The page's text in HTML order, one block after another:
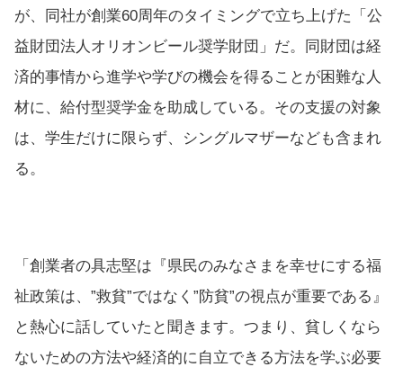
が、同社が創業60周年のタイミングで立ち上げた「公
益財団法人オリオンビール奨学財団」だ。同財団は経
済的事情から進学や学びの機会を得ることが困難な人
材に、給付型奨学金を助成している。その支援の対象
は、学生だけに限らず、シングルマザーなども含まれ
る。
「創業者の具志堅は『県民のみなさまを幸せにする福
祉政策は、”救貧”ではなく”防貧”の視点が重要である』
と熱心に話していたと聞きます。つまり、貧しくなら
ないための方法や経済的に自立できる方法を学ぶ必要